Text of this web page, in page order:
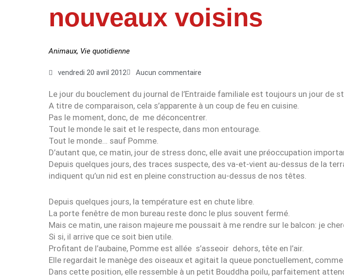
nouveaux voisins
Animaux, Vie quotidienne
vendredi 20 avril 2012 Aucun commentaire
Le jour du bouclement du journal de l’Entraide familiale est toujours un jour de
A titre de comparaison, cela s’apparente à un coup de feu en cuisine.
Pas le moment, donc, de me déconcentrer.
Tout le monde le sait et le respecte, dans mon entourage.
Tout le monde… sauf Pomme.
D’autant que, ce matin, jour de stress donc, elle avait une préoccupation
Depuis quelques jours, des traces suspecte, des va-et-vient au-dessus de la
indiquent qu’un nid est en pleine construction au-dessus de nos têtes.
Depuis quelques jours, la température est en chute libre.
La porte fenêtre de mon bureau reste donc le plus souvent fermé.
Mais ce matin, une raison majeure me poussait à me rendre sur le balcon: je
Si si, il arrive que ce soit bien utile.
Profitant de l’aubaine, Pomme est allée s’asseoir dehors, tête en l’air.
Elle regardait le manège des oiseaux et agitait la queue ponctuellement,
Dans cette position, elle ressemble à un petit Bouddha poilu, parfaitement